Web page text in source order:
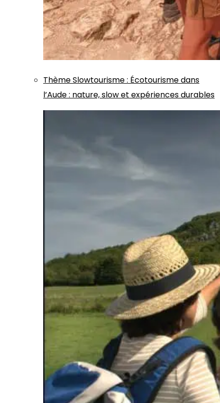
ThèmeSlowtourisme: Écotourisme dans
l’Aude : nature, slow et expériences durables